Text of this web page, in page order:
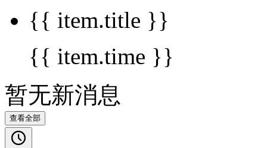
{{ item.title }}
{{ item.time }}
暂无新消息
查看全部